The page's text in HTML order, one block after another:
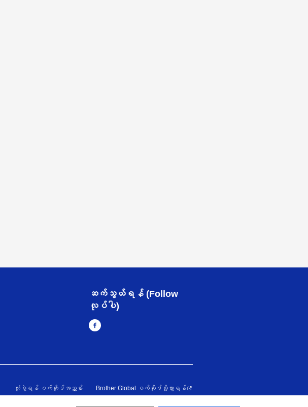
ဆက်သွယ်ရန် (Follow
လုပ်ပါ)
သုံးစွဲရန် ဝက်ဆိုဒ်အညွှန်း Brother Global ဝက်ဆိုဒ်သို့သွားရန်